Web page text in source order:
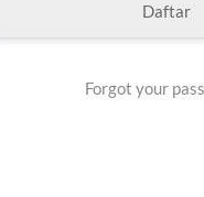
Daftar
Forgot your